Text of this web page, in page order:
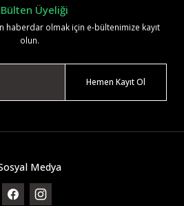
Bülten Üyeliği
haberdar olmak için e-bültenimize kayıt
olun.
Hemen Kayıt Ol
Medya